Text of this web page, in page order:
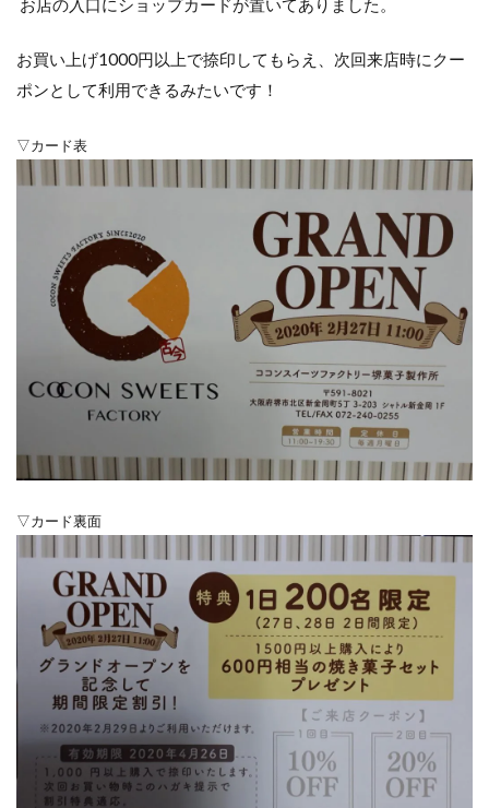
お店の入口にショップカードが置いてありました。
お買い上げ1000円以上で捺印してもらえ、次回来店時にクー
ポンとして利用できるみたいです！
▽カード表
▽カード裏面